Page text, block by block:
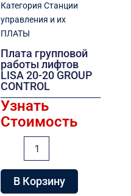
Категория Станции
управления и их
ПЛАТЫ
Плата групповой
работы лифтов
LISA 20-20 GROUP
CONTROL
Узнать
Стоимость
групповой
работы
В Корзину